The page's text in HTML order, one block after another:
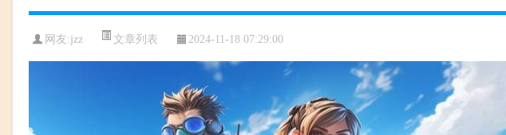
网友:jzz 文章列表 2024-11-18 07:29:00